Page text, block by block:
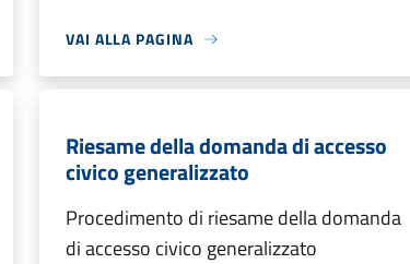
VAI ALLA PAGINA
Riesame della domanda di accesso
civico generalizzato
Procedimento di riesame della domanda
di accesso civico generalizzato